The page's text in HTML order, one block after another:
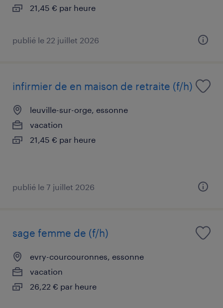
21,45 € par heure
publié le 22 juillet 2026
infirmier de en maison de retraite (f/h)
leuville-sur-orge, essonne
vacation
21,45 € par heure
publié le 7 juillet 2026
sage femme de (f/h)
evry-courcouronnes, essonne
vacation
26,22 € par heure